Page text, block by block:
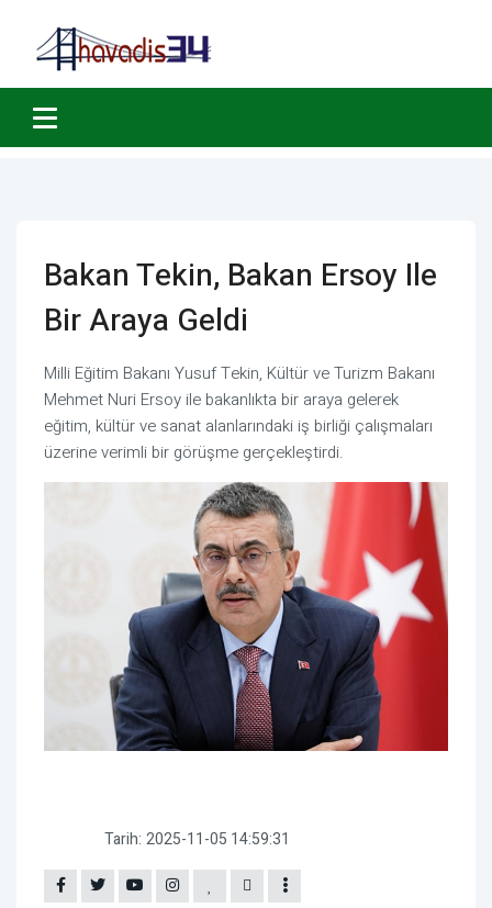
Bakan Tekin, Bakan Ersoy Ile
Bir Araya Geldi
Milli Eğitim Bakanı Yusuf Tekin, Kültür ve Turizm Bakanı
Mehmet Nuri Ersoy ile bakanlıkta bir araya gelerek
eğitim, kültür ve sanat alanlarındaki iş birliği çalışmaları
üzerine verimli bir görüşme gerçekleştirdi.
Tarih: 2025-11-05 14:59:31